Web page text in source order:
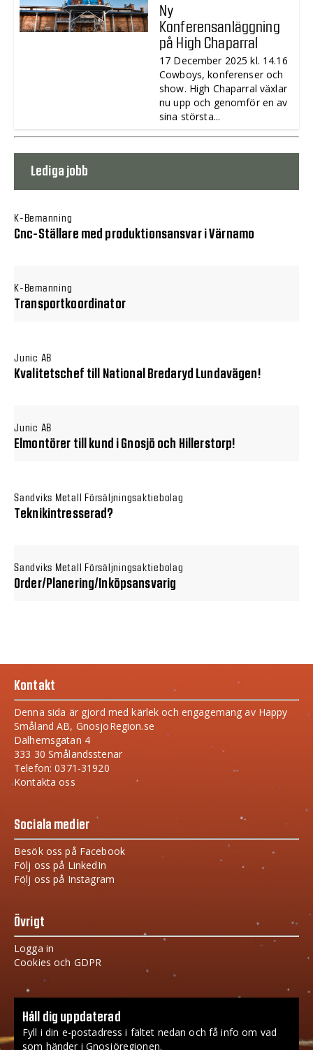
Ny
Konferensanläggning
på High Chaparral
17 December 2025 kl. 14.16
Cowboys, konferenser och
show. High Chaparral växlar
nu upp och genomför en av
sina största...
Lediga jobb
K-Bemanning
Cnc-Ställare med produktionsansvar i Värnamo
K-Bemanning
Transportkoordinator
Junic AB
Kvalitetschef till National Bredaryd Lundavägen!
Junic AB
Elmontörer till kund i Gnosjö och Hillerstorp!
Sandviks Metall Försäljningsaktiebolag
Teknikintresserad?
Sandviks Metall Försäljningsaktiebolag
Order/Planering/Inköpsansvarig
Kontakt
Denna sida är gjord med kärlek och engagemang av Happy
Småland AB, GnosjoRegion.se
Dalhemsgatan 4
333 30 Smålandsstenar
Telefon: 0371-31920
Kontakta oss
Sociala medier
Besök oss på Facebook
Följ oss på LinkedIn
Följ oss på Instagram
Övrigt
Logga in
Cookies och GDPR
Håll dig uppdaterad
Fyll i din e-postadress i fältet nedan och få info om vad
som händer i Gnosjöregionen.